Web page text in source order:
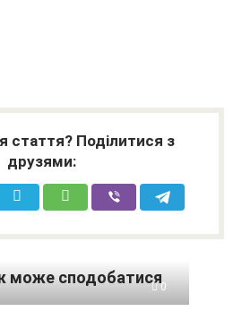
стаття? Поділитися з
друзями:
може сподобатися0